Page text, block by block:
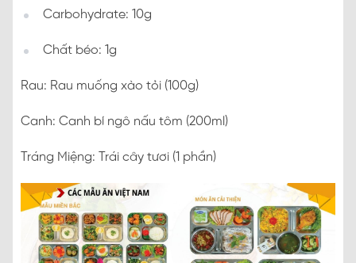
Carbohydrate: 10g
Chất béo: 1g
Rau: Rau muống xào tỏi (100g)
Canh: Canh bí ngô nấu tôm (200ml)
Tráng Miệng: Trái cây tươi (1 phần)